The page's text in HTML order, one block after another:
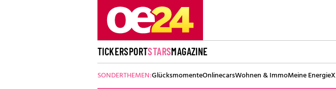
TICKERSPORTSTARSMAGAZINE
SONDERTHEMEN:GlücksmomenteOnlinecarsWohnen & ImmoMeine Energie